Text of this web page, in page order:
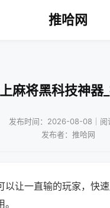
推哈网
麻将黑科技神器
发布时间：2026-08-08｜阅
发布者：推哈网
让一直输的玩家，快